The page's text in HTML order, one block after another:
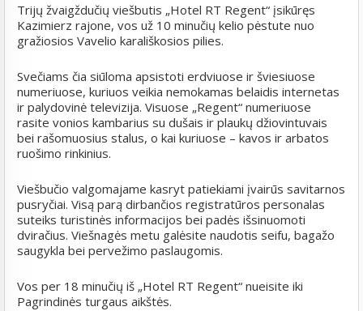
Trijų žvaigždučių viešbutis „Hotel RT Regent“ įsikūręs
Kazimierz rajone, vos už 10 minučių kelio pėstute nuo
gražiosios Vavelio karališkosios pilies.
Svečiams čia siūloma apsistoti erdviuose ir šviesiuose
numeriuose, kuriuos veikia nemokamas belaidis internetas
ir palydovinė televizija. Visuose „Regent“ numeriuose
rasite vonios kambarius su dušais ir plaukų džiovintuvais
bei rašomuosius stalus, o kai kuriuose – kavos ir arbatos
ruošimo rinkinius.
Viešbučio valgomajame kasryt patiekiami įvairūs savitarnos
pusryčiai. Visą parą dirbančios registratūros personalas
suteiks turistinės informacijos bei padės išsinuomoti
dviračius. Viešnagės metu galėsite naudotis seifu, bagažo
saugykla bei pervežimo paslaugomis.
Vos per 18 minučių iš „Hotel RT Regent“ nueisite iki
Pagrindinės turgaus aikštės.